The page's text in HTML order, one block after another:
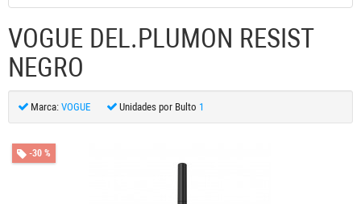
VOGUE DEL.PLUMON RESIST
NEGRO
Marca: VOGUE Unidades por Bulto 1
-30 %